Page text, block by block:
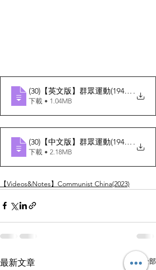
(30)【英文版】群眾運動(1949-1953)
.
下載 • 1.04MB
(30)【中文版】群眾運動(1949-1953)
.
下載 • 2.18MB
【Videos&Notes】Communist China(2023)
最新文章 查看全部